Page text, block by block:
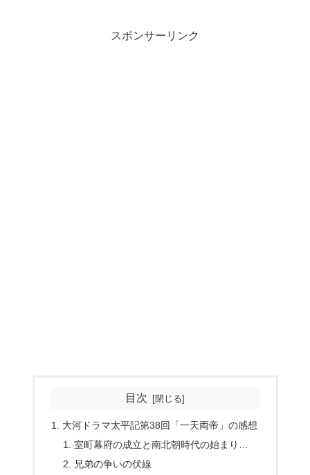
スポンサーリンク
目次
大河ドラマ太平記第38回「一天両帝」の感想
室町幕府の成立と南北朝時代の始まり…
兄弟の争いの伏線